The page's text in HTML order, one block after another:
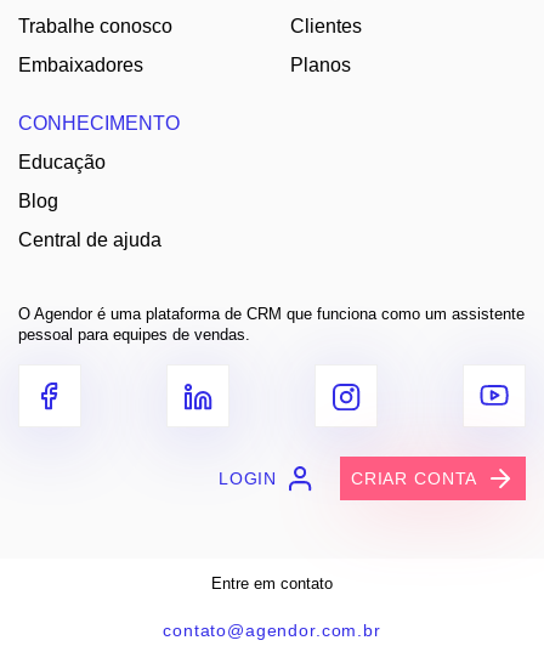
Trabalhe conosco
Embaixadores
Clientes
Planos
CONHECIMENTO
Educação
Blog
Central de ajuda
O Agendor é uma plataforma de CRM que funciona como um assistente
pessoal para equipes de vendas.
LOGIN CRIAR CONTA
Entre em contato
contato@agendor.com.br